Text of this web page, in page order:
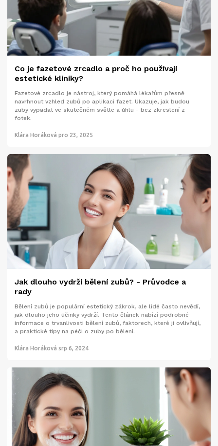
Co je fazetové zrcadlo a proč ho používají
estetické kliniky?
Fazetové zrcadlo je nástroj, který pomáhá lékařům přesně
navrhnout vzhled zubů po aplikaci fazet. Ukazuje, jak budou
zuby vypadat ve skutečném světle a úhlu - bez zkreslení z
fotek.
Klára Horáková pro 23, 2025
Jak dlouho vydrží bělení zubů? - Průvodce a
rady
Bělení zubů je populární estetický zákrok, ale lidé často nevědí,
jak dlouho jeho účinky vydrží. Tento článek nabízí podrobné
informace o trvanlivosti bělení zubů, faktorech, které ji ovlivňují,
a praktické tipy na péči o zuby po bělení.
Klára Horáková srp 6, 2024